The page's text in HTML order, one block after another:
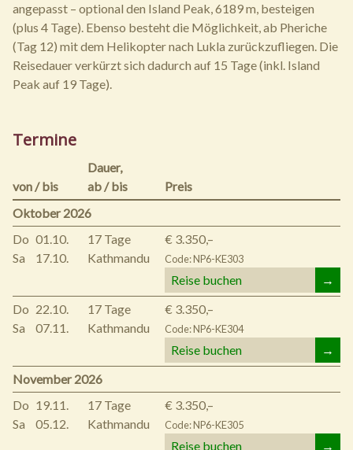
angepasst – optional den Island Peak, 6189 m, besteigen
(plus 4 Tage). Ebenso besteht die Möglichkeit, ab Pheriche
(Tag 12) mit dem Helikopter nach Lukla zurückzufliegen. Die
Reisedauer verkürzt sich dadurch auf 15 Tage (inkl. Island
Peak auf 19 Tage).
Termine
von / bis
Dauer,
ab / bis
Preis
Oktober 2026
Do
Sa
01.10.
17.10.
17 Tage
Kathmandu
€ 3.350,–
Code: NP6-KE303
Reise buchen
→
Do
Sa
22.10.
07.11.
17 Tage
Kathmandu
€ 3.350,–
Code: NP6-KE304
Reise buchen
→
November 2026
Do
Sa
19.11.
05.12.
17 Tage
Kathmandu
€ 3.350,–
Code: NP6-KE305
Reise buchen
→